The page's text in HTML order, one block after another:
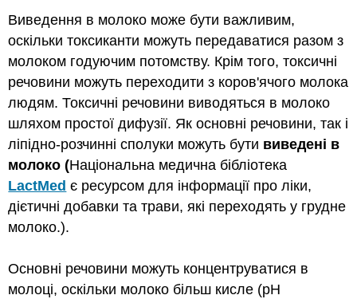
Виведення в молоко може бути важливим,
оскільки токсиканти можуть передаватися разом з
молоком годуючим потомству. Крім того, токсичні
речовини можуть переходити з коров'ячого молока
людям. Токсичні речовини виводяться в молоко
шляхом простої дифузії. Як основні речовини, так і
ліпідно-розчинні сполуки можуть бути виведені в
молоко (Національна медична бібліотека
LactMed є ресурсом для інформації про ліки,
дієтичні добавки та трави, які переходять у грудне
молоко.).
Основні речовини можуть концентруватися в
молоці, оскільки молоко більш кисле (рН